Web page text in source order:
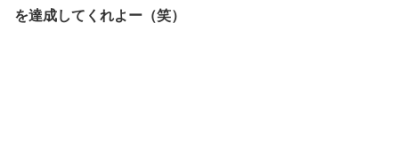
を達成してくれよー（笑）